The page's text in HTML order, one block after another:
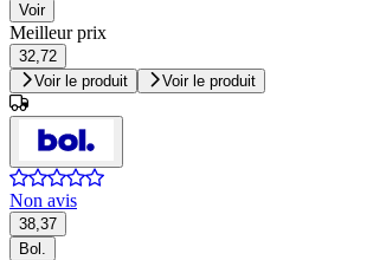
Voir
Meilleur prix
32,72
Voir le produit
Voir le produit
Non avis
38,37
Bol.